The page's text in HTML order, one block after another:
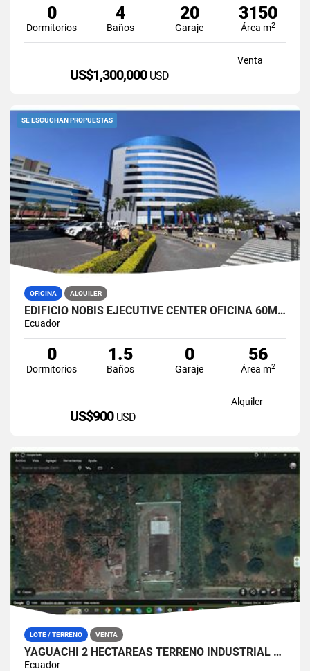
0
Dormitorios
4
Baños
20
Garaje
3150
Área m2
Venta
US$1,300,000 USD
SE ESCUCHAN PROPUESTAS
OFICINA ALQUILER
EDIFICIO NOBIS EJECUTIVE CENTER OFICINA 60M2 EN ALQUILER AMOBLADA
Ecuador
0
Dormitorios
1.5
Baños
0
Garaje
56
Área m2
Alquiler
US$900 USD
LOTE / TERRENO VENTA
YAGUACHI 2 HECTÁREAS TERRENO INDUSTRIAL EN VENTA | VIA MILAGRO KM 26
Ecuador